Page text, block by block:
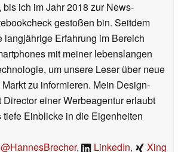
bis ich im Jahr 2018 zur News-
gestoßen bin. Seitdem
langjährige Erfahrung im Bereich
mit meiner lebenslangen
um unsere Leser über neue
zu informieren. Mein Design-
einer Werbeagentur erlaubt
tiefe Einblicke in die Eigenheiten
@HannesBrecher, LinkedIn, Xing